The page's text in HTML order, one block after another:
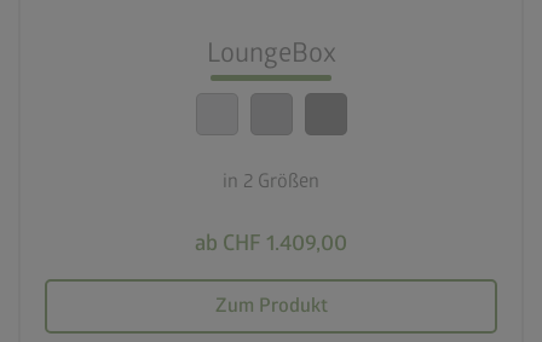
LoungeBox
in 2 Größen
ab CHF 1.409,00
Zum Produkt
calendar_month
20 Jahre Garantie